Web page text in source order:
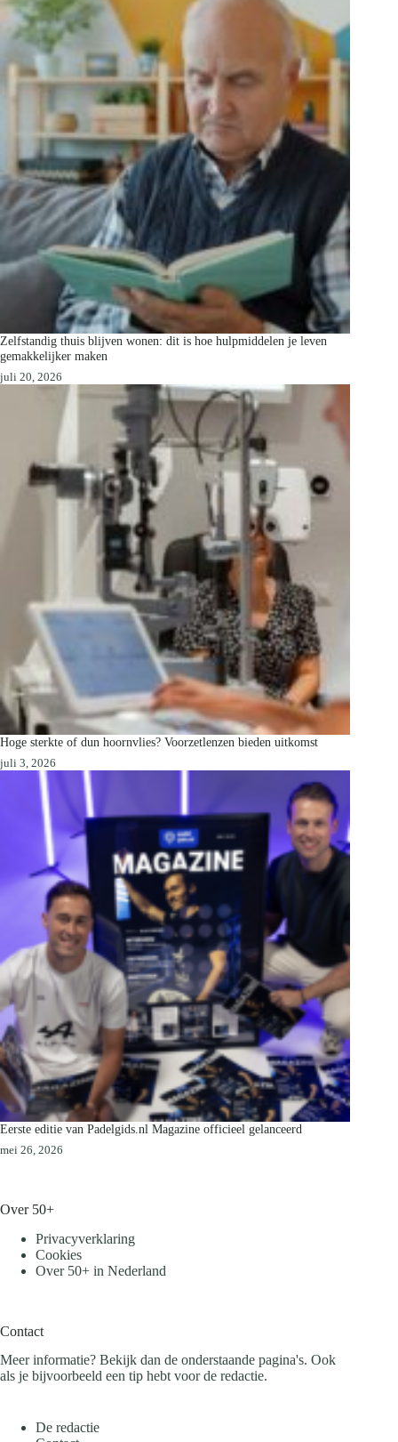
Zelfstandig thuis blijven wonen: dit is hoe hulpmiddelen je leven
gemakkelijker maken
juli 20, 2026
Hoge sterkte of dun hoornvlies? Voorzetlenzen bieden uitkomst
juli 3, 2026
Eerste editie van Padelgids.nl Magazine officieel gelanceerd
mei 26, 2026
Over 50+
Privacyverklaring
Cookies
Over 50+ in Nederland
Contact
Meer informatie? Bekijk dan de onderstaande pagina's. Ook
als je bijvoorbeeld een tip hebt voor de redactie.
De redactie